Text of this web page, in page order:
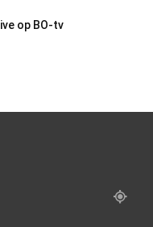
op BO-tv